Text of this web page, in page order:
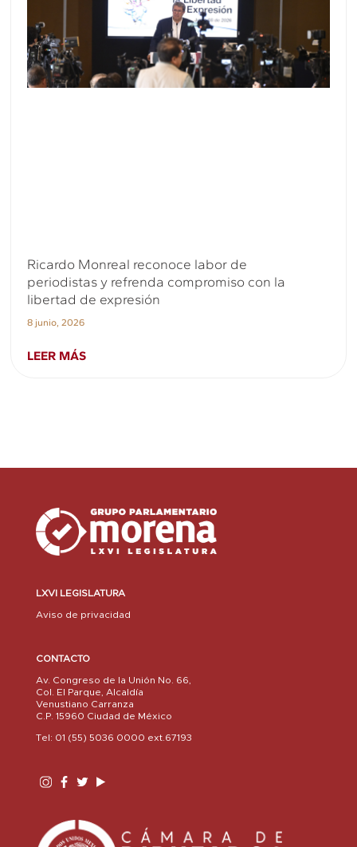
Ricardo Monreal reconoce labor de
periodistas y refrenda compromiso con la
libertad de expresión
8 junio, 2026
LEER MÁS
LXVI LEGISLATURA
Aviso de privacidad
CONTACTO
Av. Congreso de la Unión No. 66,
Col. El Parque, Alcaldía
Venustiano Carranza
C.P. 15960 Ciudad de México
Tel: 01 (55) 5036 0000 ext.67193